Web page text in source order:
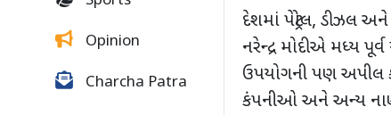
Opinion
Charcha Patra
દેશમાં પેટ્રોલ, ડીઝલ અને
નરેન્દ્ર મોદીએ મધ્ય
ઉપયોગની પણ અપીલ
કંપનીઓ અને અન્ય